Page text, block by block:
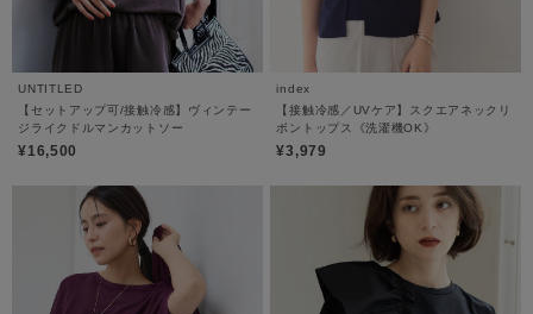
UNTITLED
【セットアップ可/接触冷感】ヴィンテー
ジライクドルマンカットソー
¥16,500
index
【接触冷感／UVケア】スクエアネックリ
ボントップス《洗濯機OK》
¥3,979